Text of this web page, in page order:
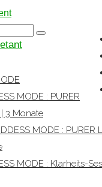
MODE : PURER
| 3 Monate
MODE : PURER
MODE : Klarheits-